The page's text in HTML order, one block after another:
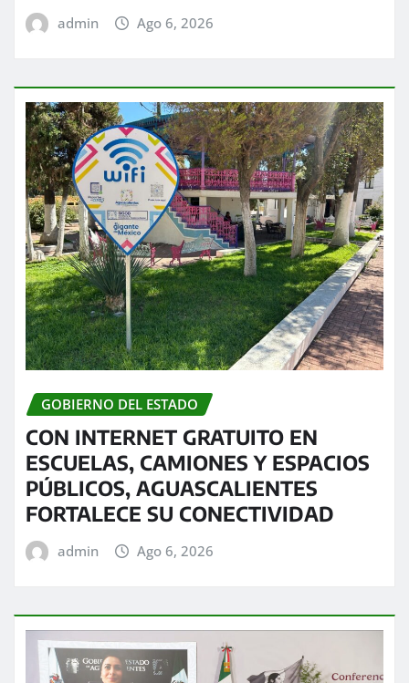
admin Ago 6, 2026
GOBIERNO DEL ESTADO
CON INTERNET GRATUITO EN
ESCUELAS, CAMIONES Y ESPACIOS
PÚBLICOS, AGUASCALIENTES
FORTALECE SU CONECTIVIDAD
admin Ago 6, 2026